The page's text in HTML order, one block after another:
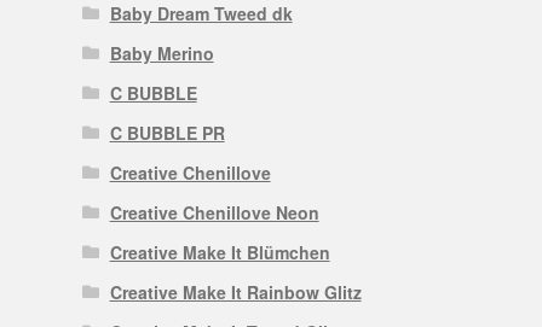
Baby Dream Tweed dk
Baby Merino
C BUBBLE
C BUBBLE PR
Creative Chenillove
Creative Chenillove Neon
Creative Make It Blümchen
Creative Make It Rainbow Glitz